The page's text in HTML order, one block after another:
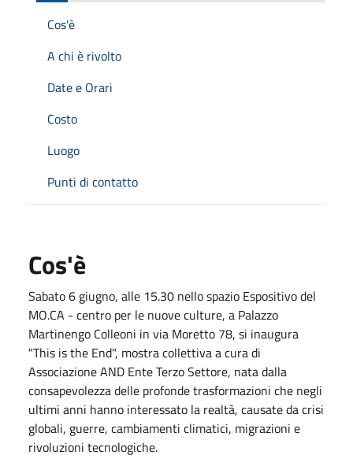
Cos'è
A chi è rivolto
Date e Orari
Costo
Luogo
Punti di contatto
Cos'è
Sabato 6 giugno, alle 15.30 nello spazio Espositivo del
MO.CA - centro per le nuove culture, a Palazzo
Martinengo Colleoni in via Moretto 78, si inaugura
"This is the End", mostra collettiva a cura di
Associazione AND Ente Terzo Settore, nata dalla
consapevolezza delle profonde trasformazioni che negli
ultimi anni hanno interessato la realtà, causate da crisi
globali, guerre, cambiamenti climatici, migrazioni e
rivoluzioni tecnologiche.